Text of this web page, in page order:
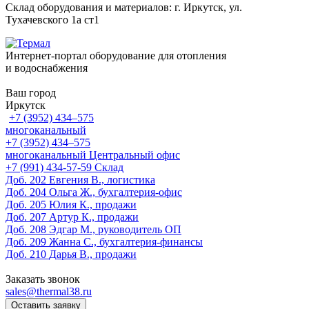
Склад оборудования и материалов: г. Иркутск, ул.
Тухачевского 1а ст1
Интернет-портал оборудование для отопления
и водоснабжения
Ваш город
Иркутск
+7 (3952) 434‒575
многоканальный
+7 (3952) 434‒575
многоканальный Центральный офис
‎+7 (991) 434-57-59 Склад
Доб. 202 Евгения В., логистика
Доб. 204 Ольга Ж., бухгалтерия-офис
Доб. 205 Юлия К., продажи
Доб. 207 Артур К., продажи
Доб. 208 Эдгар М., руководитель ОП
Доб. 209 Жанна С., бухгалтерия-финансы
Доб. 210 Дарья В., продажи
Заказать звонок
sales@thermal38.ru
Оставить заявку